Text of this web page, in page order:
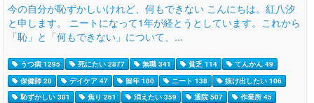
今の自分が恥ずかしいけれど、何もできない こんにちは。紅八汐
と申します。 ニートになって1年が経とうとしています。これから
「恥」と「何もできない」について、...
うつ病 1295 死にたい 2877 無職 341 貧乏 114
てんかん 49
保健師 28
デイケア 47 留年 180 ニート 138
抜け出したい 106
恥ずかしい 381
焦り 261 消えたい 359 通院 507 作業所 45